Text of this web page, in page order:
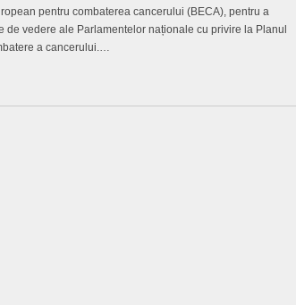
pentru combaterea cancerului (BECA), pentru a
de vedere ale Parlamentelor naționale cu privire la Planul
a cancerului.…